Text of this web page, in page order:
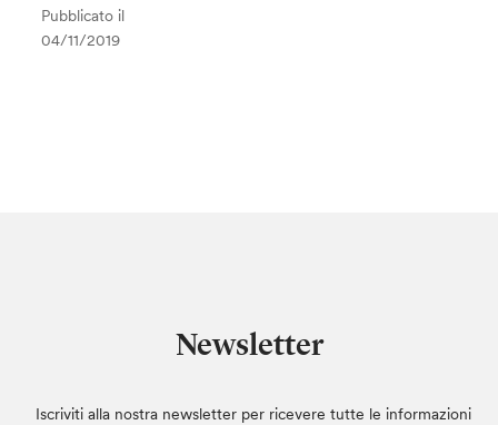
Pubblicato il
04/11/2019
Newsletter
Iscriviti alla nostra newsletter per ricevere tutte le informazioni